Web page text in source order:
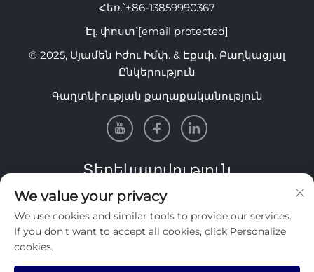
Հեռ.՝+86-13859990367
Էլ. փոստ՝[email protected]
© 2025, Սյամեն Իժու Իմփ. & Էքսփ. Բաղկացյալ
Ընկերություն
Գաղտնիության քաղաքականություն
Տեղեկատվություն
Միացեք մեր շաբաթական նորատեսությանը
ստանալու համար
We value your privacy
We use cookies and similar tools to provide our services.
If you don't want to accept all cookies, click Personalize
cookies.